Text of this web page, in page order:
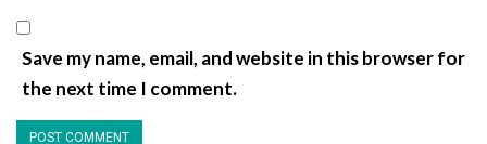
Save my name, email, and website in this browser for
the next time I comment.